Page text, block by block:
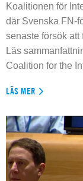
Koalitionen för
där Svenska FN-
senaste försök att
Läs
Coalition for the
LÄS MER